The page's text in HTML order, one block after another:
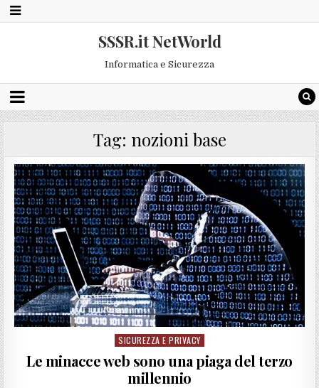
SSSR.it NetWorld
Informatica e Sicurezza
Tag: nozioni base
Posted
in
SICUREZZA E PRIVACY
Le minacce web sono una piaga del terzo
millennio